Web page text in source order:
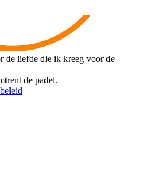
de liefde die ik kreeg voor de
de padel.